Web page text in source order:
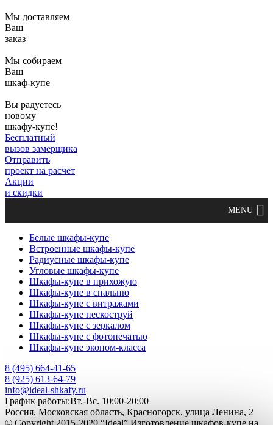
Мы доставляем
Ваш
заказ
Мы собираем
Ваш
шкаф-купе
Вы радуетесь
новому
шкафу-купе!
Бесплатный
вызов замерщика
Отправить
проект на расчет
Акции
и скидки
Белые шкафы-купе
Встроенные шкафы-купе
Радиусные шкафы-купе
Угловые шкафы-купе
Шкафы-купе в прихожую
Шкафы-купе в спальню
Шкафы-купе с витражами
Шкафы-купе пескоструй
Шкафы-купе с зеркалом
Шкафы-купе с фотопечатью
Шкафы-купе эконом-класса
8 (495) 664-41-65
8 (925) 613-64-79
info@ideal-shkafy.ru
График работы:Вт.-Вс. 10:00-20:00
Россия, Московская область, Красногорск, улица Ленина, 2
© Copyright 2015-2020 “Ideal” Изготовление шкафов-купе на